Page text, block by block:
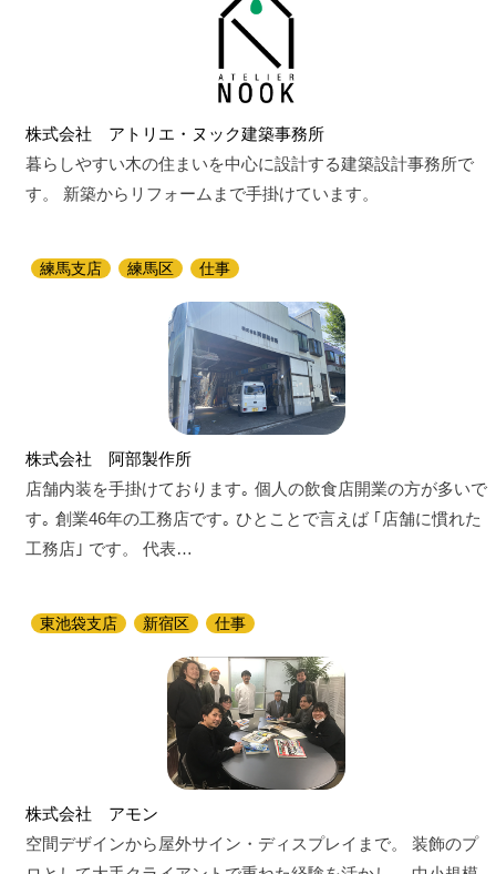
株式会社 アトリエ・ヌック建築事務所
暮らしやすい木の住まいを中心に設計する建築設計事務所で
す。 新築からリフォームまで手掛けています。
練馬支店 練馬区 仕事
株式会社 阿部製作所
店舗内装を手掛けております｡ 個人の飲食店開業の方が多いで
す｡ 創業46年の工務店です｡ ひとことで言えば ｢店舗に慣れた
工務店｣ です。 代表…
東池袋支店 新宿区 仕事
株式会社 アモン
空間デザインから屋外サイン・ディスプレイまで。 装飾のプ